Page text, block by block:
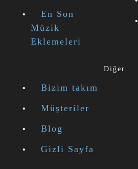
En Son
Müzik
Eklemeleri
Diğer
Bizim takım
Müşteriler
Blog
Gizli Sayfa